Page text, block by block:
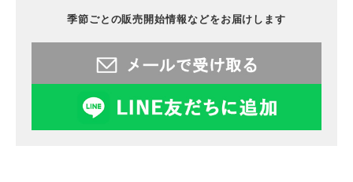
季節ごとの販売開始情報などをお届けします